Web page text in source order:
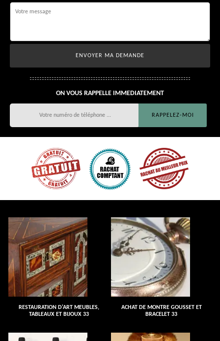
ON VOUS RAPPELLE IMMEDIATEMENT
RESTAURATION D'ART MEUBLES,
TABLEAUX ET BIJOUX 33
ACHAT DE MONTRE GOUSSET ET
BRACELET 33